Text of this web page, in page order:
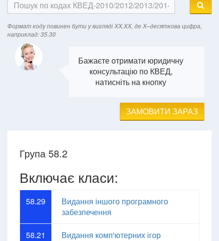
Формат кодy повинен бути у вигляді XX.XX, де X–десяткова цифра,
наприклад: 35.30
Бажаєте отримати юридичну
консультацію по КВЕД,
натисніть на кнопку
ЗАМОВИТИ ЗАРАЗ
Група 58.2
Включає класи:
58.29
Видання іншого програмного
забезпечення
58.21 Видання комп'ютерних ігор